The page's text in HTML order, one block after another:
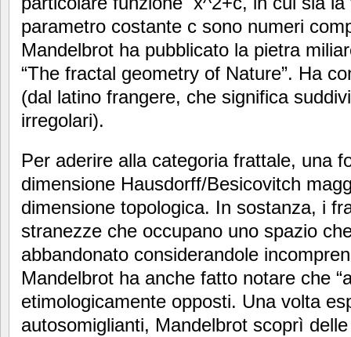
parametro costante c sono numeri
Mandelbrot ha pubblicato la pietra
“The fractal geometry of Nature”. Ha
(dal latino frangere, che significa
irregolari).
Per aderire alla categoria frattale, una
dimensione Hausdorff/Besicovitch
dimensione topologica. In sostanza, i
stranezze che occupano uno spazio
abbandonato considerandole
Mandelbrot ha anche fatto notare che
etimologicamente opposti. Una volta
autosomiglianti, Mandelbrot scoprì